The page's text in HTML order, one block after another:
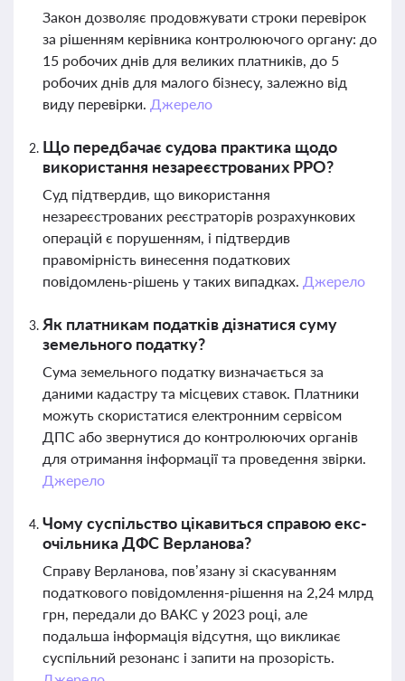
Закон дозволяє продовжувати строки перевірок
за рішенням керівника контролюючого органу: до
15 робочих днів для великих платників, до 5
робочих днів для малого бізнесу, залежно від
виду перевірки. Джерело
Що передбачає судова практика щодо
використання незареєстрованих РРО?
Суд підтвердив, що використання
незареєстрованих реєстраторів розрахункових
операцій є порушенням, і підтвердив
правомірність винесення податкових
повідомлень-рішень у таких випадках. Джерело
Як платникам податків дізнатися суму
земельного податку?
Сума земельного податку визначається за
даними кадастру та місцевих ставок. Платники
можуть скористатися електронним сервісом
ДПС або звернутися до контролюючих органів
для отримання інформації та проведення звірки.
Джерело
Чому суспільство цікавиться справою екс-
очільника ДФС Верланова?
Справу Верланова, пов’язану зі скасуванням
податкового повідомлення-рішення на 2,24 млрд
грн, передали до ВАКС у 2023 році, але
подальша інформація відсутня, що викликає
суспільний резонанс і запити на прозорість.